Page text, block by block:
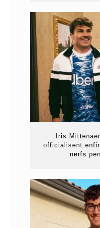
Iris
officialisent
nerfs